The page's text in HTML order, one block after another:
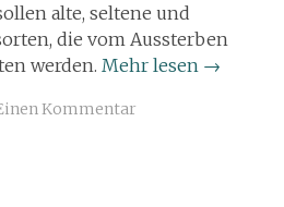
alte, seltene und
die vom Aussterben
werden. Mehr lesen →
Kommentar